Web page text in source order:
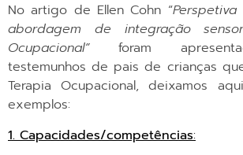
No artigo de Ellen Cohn “
abordagem de integração
Ocupacional”foram
testemunhos de pais de crianças
Terapia Ocupacional, deixamos
exemplos:
1. Capacidades/competências: